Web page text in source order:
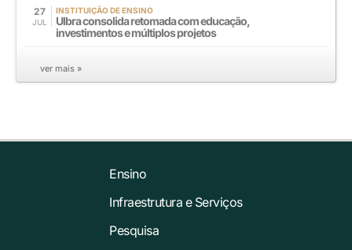
27
JUL
INSTITUIÇÃO DE ENSINO
Ulbra consolida retomada com educação,
investimentos e múltiplos projetos
ver mais »
Ensino
Infraestrutura e Serviços
Pesquisa